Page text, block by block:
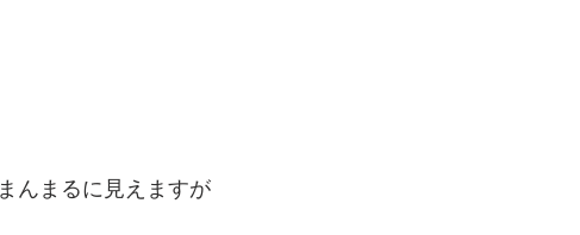
まんまるに見えますが